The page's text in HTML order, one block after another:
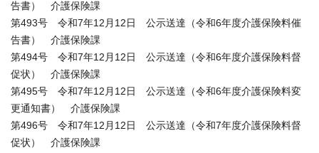
告書） 介護保険課
第493号 令和7年12月12日 公示送達（令和6年度介護保険料催
告書） 介護保険課
第494号 令和7年12月12日 公示送達（令和6年度介護保険料督
促状） 介護保険課
第495号 令和7年12月12日 公示送達（令和6年度介護保険料変
更通知書） 介護保険課
第496号 令和7年12月12日 公示送達（令和7年度介護保険料督
促状） 介護保険課